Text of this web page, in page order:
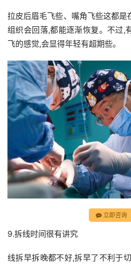
拉皮后眉毛飞些、嘴角飞些这都是
组织会回落,都能逐渐恢复。不过,
飞的感觉,会显得年轻有超期些。
立即咨询
9.拆线时间很有讲究
线拆早拆晚都不好,拆早了不利于